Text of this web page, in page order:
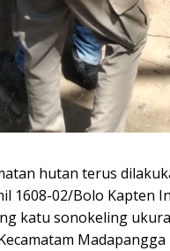
hutan terus
1608-02/Bolo Kapten
katu sonokeling